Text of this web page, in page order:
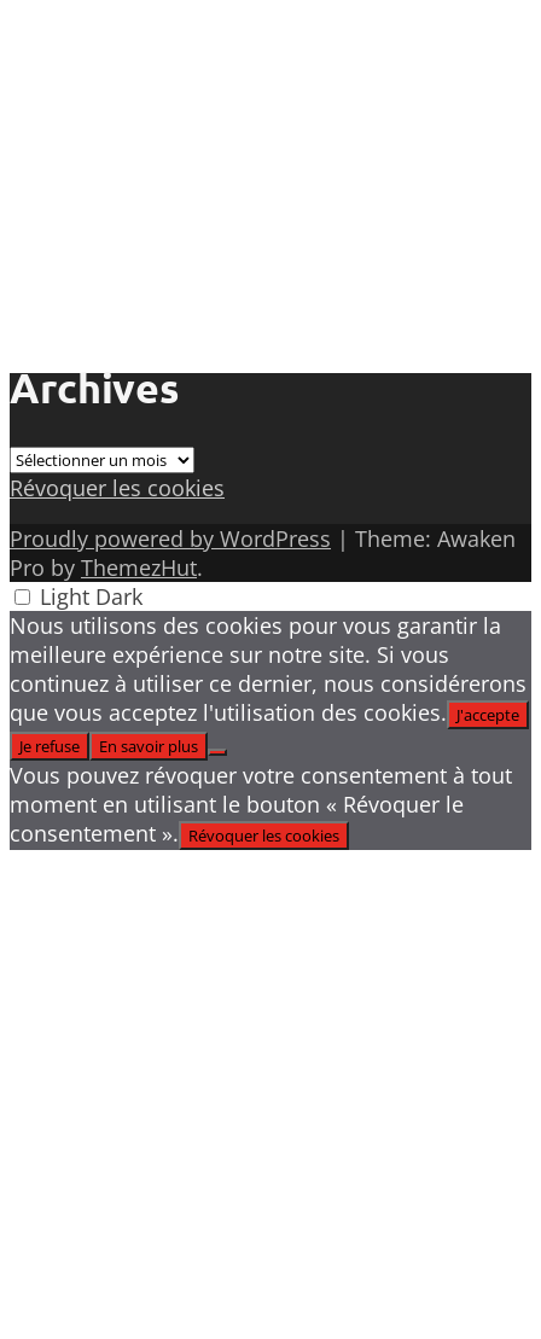
Archives
Archives
Révoquer les cookies
Proudly powered by WordPress | Theme: Awaken
Pro by ThemezHut.
Light Dark
Nous utilisons des cookies pour vous garantir la
meilleure expérience sur notre site. Si vous
continuez à utiliser ce dernier, nous considérerons
que vous acceptez l'utilisation des cookies. J'accepte
Je refuse
En savoir plus
Vous pouvez révoquer votre consentement à tout
moment en utilisant le bouton « Révoquer le
consentement ». Révoquer les cookies